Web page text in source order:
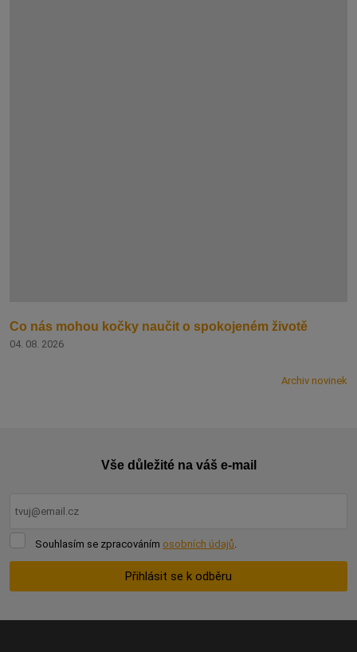
Co nás mohou kočky naučit o spokojeném životě
04. 08. 2026
Archiv novinek
Vše důležité na váš e-mail
Souhlasím
Souhlasím se zpracováním osobních údajů
Přihlásit se k odběru